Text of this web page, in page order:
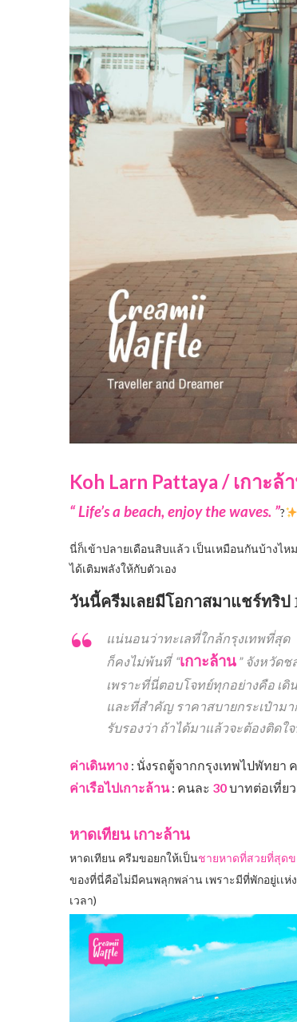
Koh Larn Pattaya / เกาะล้
“ Life’s a beach, enjoy the waves. ”?
นี่ก็เข้าปลายเดือนสิบแล้ว เป็นเหมือนกันบ้างไห
ได้เติมพลังให้กับตัวเอง
วันนี้ครีมเลยมีโอกาสมาแชร์ทริป
แน่นอนว่าทะเลที่ใกล้กรุงเทพที่สุด
ก็คงไม่พ้นที่ “เกาะล้าน ” จังหวัดช
เพราะที่นี่ตอบโจทย์ทุกอย่างคือ เดิ
และที่สำคัญ ราคาสบายกระเป๋าม
รับรองว่า ถ้าได้มาแล้วจะต้องติด
ค่าเดินทาง : นั่งรถตู้จากกรุงเทพไปพัทยา
ค่าเรือไปเกาะล้าน: คนละ 30บาทต่อเที่ย
หาดเทียน เกาะล้าน
หาดเทียน ครีมขอยกให้เป็นชายหาดที่สวยที่สุดข
ของที่นี่คือไม่มีคนพลุกพล่าน เพราะมีที่พักอยู่เเห่
เวลา)